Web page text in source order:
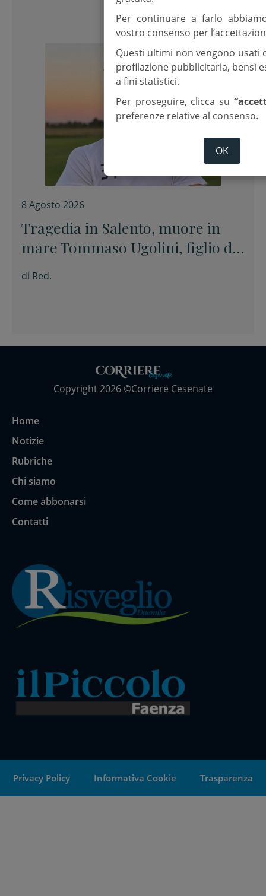
8 Agosto 2026
Tragedia in Salento, muore in
mare Tommaso Ugolini, figlio del
primario di Chirurgia e nipote
di Red.
Copyright 2026 ©Corriere Cesenate
Home
Notizie
Rubriche
Chi siamo
Come abbonarsi
Contatti
Privacy Policy Informativa Cookie Trasparenza
Per continuare a farlo
vostro consenso per
Questi ultimi non vengono usati
profilazione pubblicitaria, bensì
a fini statistici.
Per proseguire, clicca su
preferenze relative al consenso.
OK